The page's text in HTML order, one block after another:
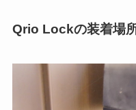
Qrio Lockの装着場